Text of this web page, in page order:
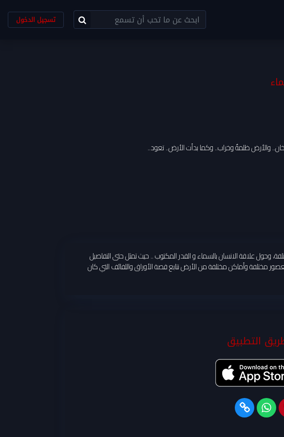
تسجيل الدخول
والأرض ظلمةٌ وخراب.. وكما بدأت الأرض.. تعود..
وحول علاقة الانسان بالسماء و القدر المكتوب .. حيث تمثل حتى التفاصيل
مختلفة وأماكن مختلفة من الأرض نتابع قصة الأوراق واللفائف التي كان
التطبيق